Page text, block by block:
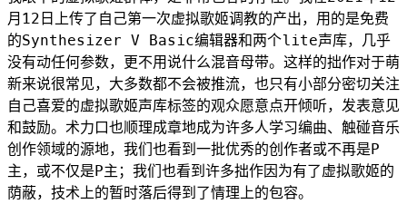
月12日上传了自己第一次虚拟歌姬调教的产出，用的是免费
的Synthesizer V Basic编辑器和两个lite声库，几乎
没有动任何参数，更不用说什么混音母带。这样的拙作对于萌
新来说很常见，大多数都不会被推流，也只有小部分密切关注
自己喜爱的虚拟歌姬声库标签的观众愿意点开倾听，发表意见
和鼓励。术力口也顺理成章地成为许多人学习编曲、触碰音乐
创作领域的源地，我们也看到一批优秀的创作者或不再是P
主，或不仅是P主；我们也看到许多拙作因为有了虚拟歌姬的
荫蔽，技术上的暂时落后得到了情理上的包容。